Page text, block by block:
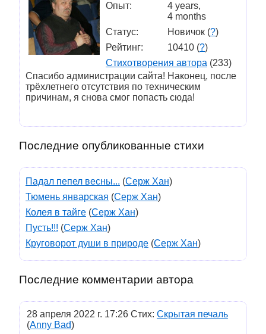
Опыт:
4 years,
4 months
Статус:
Новичок (?)
Рейтинг:
10410 (?)
Стихотворения автора (233)
Спасибо администрации сайта! Наконец, после
трёхлетнего отсутствия по техническим
причинам, я снова смог попасть сюда!
Последние опубликованные стихи
Падал пепел весны... (Серж Хан)
Тюмень январская (Серж Хан)
Колея в тайге (Серж Хан)
Пусть!!! (Серж Хан)
Круговорот души в природе (Серж Хан)
Последние комментарии автора
28 апреля 2022 г. 17:26 Стих: Скрытая печаль
(Anny Bad)